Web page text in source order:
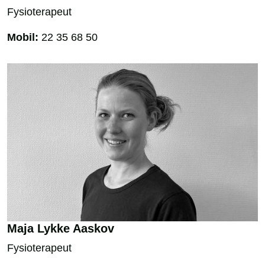
Fysioterapeut
Mobil: 22 35 68 50
Maja Lykke Aaskov
Fysioterapeut